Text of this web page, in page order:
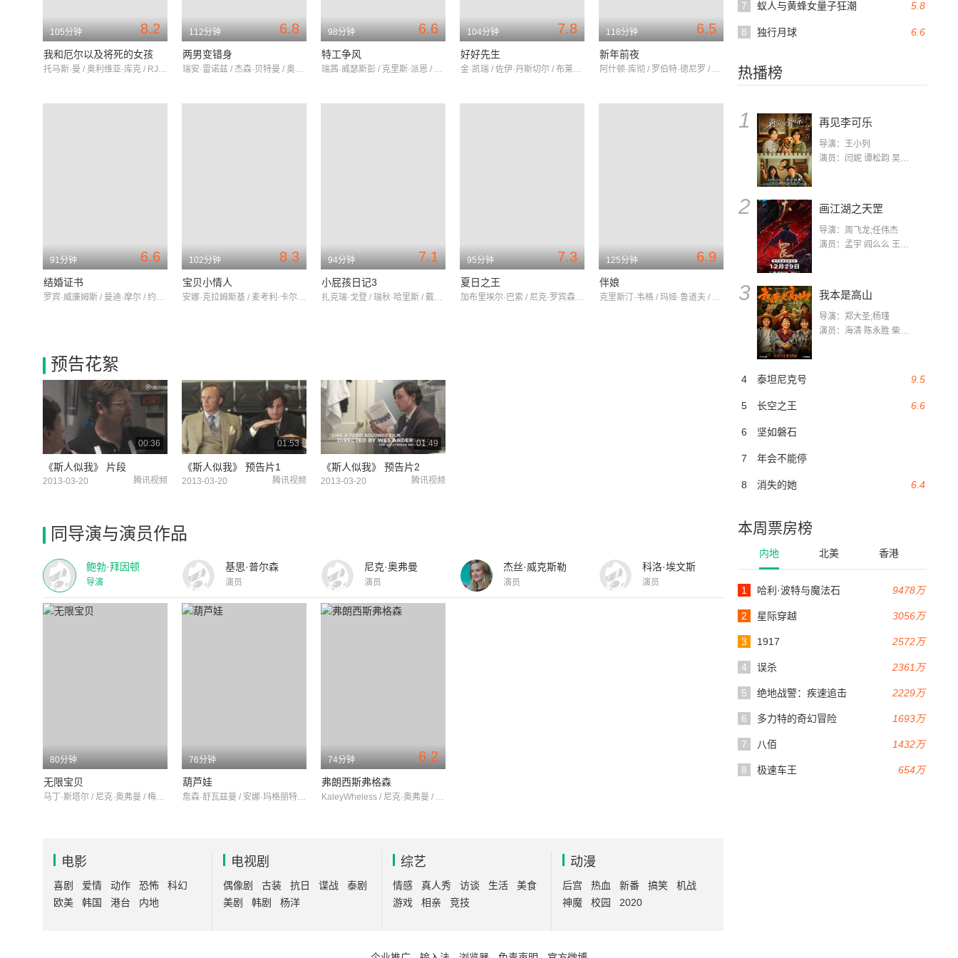
5.8
7 蚁人与黄蜂女量子狂潮
6.6
8 独行月球
热播榜
1 再见李可乐
导演：王小列
演员：闫妮 谭松韵 吴京 蒋龙 赵小棠 冯雷 李虎城 平安 小七 小可乐
2 画江湖之天罡
导演：周飞龙;任伟杰
演员：孟宇 阎么么 王凯 郭政建 阎萌萌 杨默 高枫 齐斯伽 刘芊含 马程
3 我本是高山
导演：郑大圣;杨瑾
演员：海清 陈永胜 柴烨 王玥婷 万国鹏 美朵达瓦 赵瑞婷 罗解艳 郭莉娜 潘家艳
9.5
4 泰坦尼克号
6.6
5 长空之王
6 坚如磐石
7 年会不能停
6.4
8 消失的她
本周票房榜
内地 北美 香港
9478万
1 哈利·波特与魔法石
3056万
2 星际穿越
2572万
3 1917
2361万
4 误杀
2229万
5 绝地战警：疾速追击
1693万
6 多力特的奇幻冒险
1432万
7 八佰
654万
8 极速车王
8.2
105分钟
我和厄尔以及将死的女孩
托马斯·曼 / 奥利维亚·库克 / RJ·赛勒
6.8
112分钟
两男变错身
瑞安·雷诺兹 / 杰森·贝特曼 / 奥利维亚·王尔德
6.6
98分钟
特工争风
瑞茜·威瑟斯彭 / 克里斯·派恩 / 汤姆·哈迪
7.8
104分钟
好好先生
金·凯瑞 / 佐伊·丹斯切尔 / 布莱德利·库珀
6.5
118分钟
新年前夜
阿什顿·库彻 / 罗伯特·德尼罗 / 凯瑟琳·海格尔
6.6
91分钟
结婚证书
罗宾·威廉姆斯 / 曼迪·摩尔 / 约翰·卡拉辛斯基
8.3
102分钟
宝贝小情人
安娜·克拉姆斯基 / 麦考利·卡尔金 / 杰米·李·柯蒂斯
7.1
94分钟
小屁孩日记3
扎克瑞·戈登 / 瑞秋·哈里斯 / 戴文·博斯蒂克
7.3
95分钟
夏日之王
加布里埃尔·巴索 / 尼克·罗宾森 / 莫伊塞斯·阿里亚斯
6.9
125分钟
伴娘
克里斯汀·韦格 / 玛娅·鲁道夫 / 萝丝·拜恩
预告花絮
00:36
《斯人似我》 片段
2013-03-20 腾讯视频
01:53
《斯人似我》 预告片1
2013-03-20 腾讯视频
01:49
《斯人似我》 预告片2
2013-03-20 腾讯视频
同导演与演员作品
鲍勃·拜因顿
导演
基思·普尔森
演员
尼克·奥弗曼
演员
杰丝·威克斯勒
演员
科洛·埃文斯
演员
80分钟
无限宝贝
马丁·斯塔尔 / 尼克·奥弗曼 / 梅根·莫拉莉
76分钟
葫芦娃
詹森·舒瓦兹曼 / 安娜·玛格丽特·霍利曼 / 埃莉诺·平塔
6.2
74分钟
弗朗西斯弗格森
KaleyWheless / 尼克·奥弗曼 / 马丁·斯塔尔
电影
喜剧 爱情 动作 恐怖
科幻
欧美
韩国 港台 内地
电视剧
偶像剧 古装 抗日 谍战
泰剧
美剧
韩剧 杨洋
综艺
情感 真人秀 访谈 生活
美食
游戏
相亲 竞技
动漫
后宫 热血 新番 搞笑
机战
神魔
校园 2020